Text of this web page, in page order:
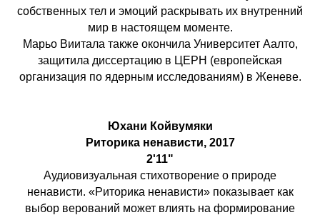
собственных тел и эмоций раскрывать их внутренний
мир в настоящем моменте.
Марьо Виитала также окончила Университет Аалто,
защитила диссертацию в ЦЕРН (европейская
организация по ядерным исследованиям) в Женеве.
Юхани Койвумяки
Риторика ненависти, 2017
2'11"
Аудиовизуальная стихотворение о природе
ненависти. «Риторика ненависти» показывает как
выбор верований может влиять на формирование